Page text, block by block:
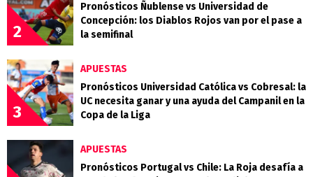
2
Pronósticos Ñublense vs Universidad de
Concepción: los Diablos Rojos van por el pase a
la semifinal
3
APUESTAS
Pronósticos Universidad Católica vs Cobresal: la
UC necesita ganar y una ayuda del Campanil en la
Copa de la Liga
APUESTAS
Pronósticos Portugal vs Chile: La Roja desafía a